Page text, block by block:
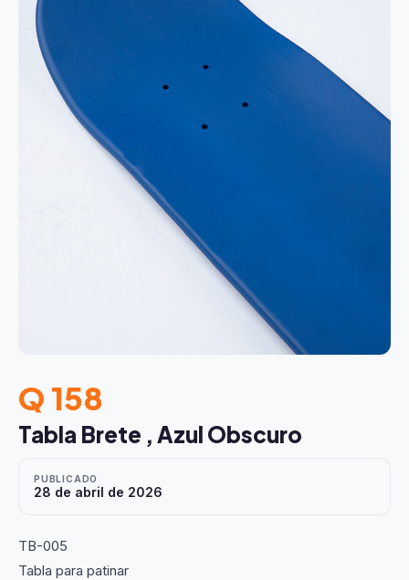
Q 158
Tabla Brete , Azul Obscuro
PUBLICADO
28 de abril de 2026
TB-005
Tabla para patinar